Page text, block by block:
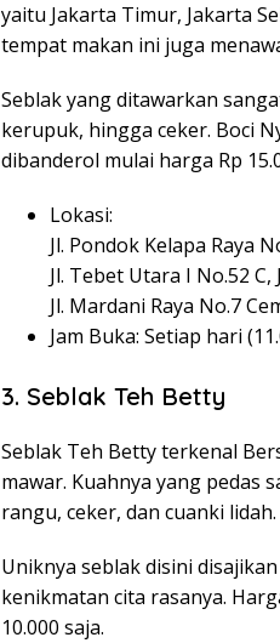
yaitu Jakarta Timur, Jakarta
tempat makan ini juga
Seblak yang ditawarkan
kerupuk, hingga ceker. Boci
dibanderol mulai harga Rp
Lokasi:
Jl. Pondok Kelapa Raya
Jl. Tebet Utara I No.52
Jl. Mardani Raya No.7
Jam Buka: Setiap hari
3. Seblak Teh Betty
Seblak Teh Betty terkenal
mawar. Kuahnya yang pedas
rangu, ceker, dan cuanki lidah.
Uniknya seblak disini
kenikmatan cita rasanya.
10.000 saja.